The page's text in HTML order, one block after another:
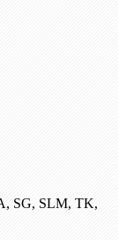
SG, SLM, TK,